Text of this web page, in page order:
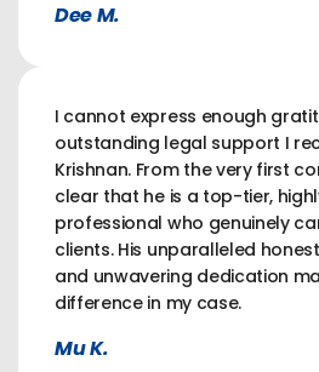
Dee M.
I cannot express enough
outstanding legal support I
Krishnan. From the very first
clear that he is a top-tier,
professional who genuinely
clients. His unparalleled
and unwavering dedication
difference in my case.
Mu K.